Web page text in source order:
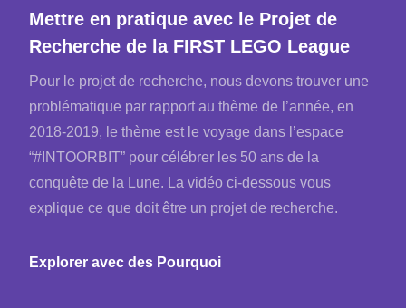
Mettre en pratique avec le Projet de
Recherche de la FIRST LEGO League
Pour le projet de recherche, nous devons trouver une
problématique par rapport au thème de l’année, en
2018-2019, le thème est le voyage dans l’espace
“#INTOORBIT” pour célébrer les 50 ans de la
conquête de la Lune. La vidéo ci-dessous vous
explique ce que doit être un projet de recherche.
Explorer avec des Pourquoi